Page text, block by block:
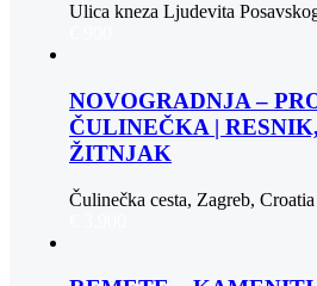
Ulica kneza Ljudevita
NOVOGRADNJA –
ČULINEČKA |
ŽITNJAK
Čulinečka cesta, Zagreb, Croatia